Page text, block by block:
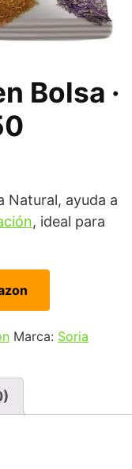
Bolsa ·
Natural, ayuda a
, ideal para
Marca: Soria